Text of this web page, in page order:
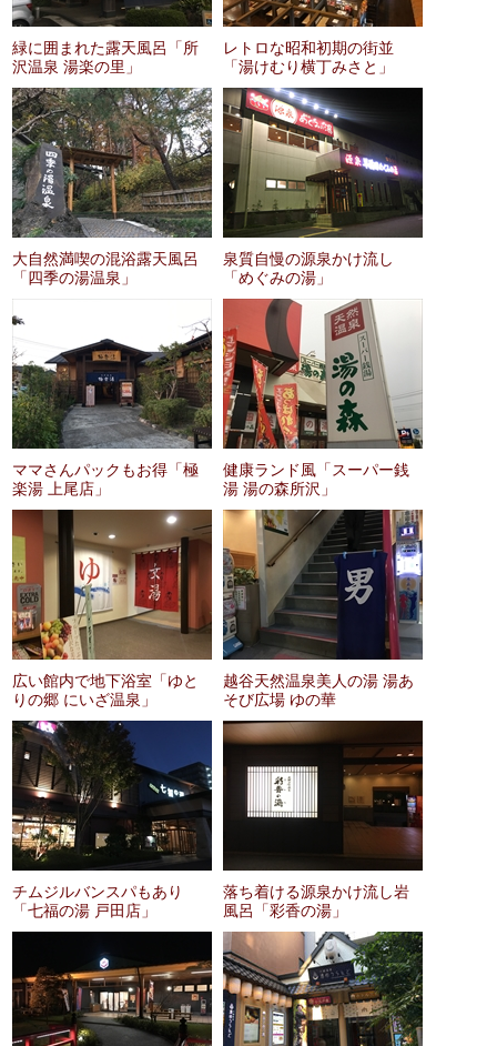
緑に囲まれた露天風呂「所
沢温泉 湯楽の里」
レトロな昭和初期の街並
「湯けむり横丁みさと」
大自然満喫の混浴露天風呂
「四季の湯温泉」
泉質自慢の源泉かけ流し
「めぐみの湯」
ママさんパックもお得「極
楽湯 上尾店」
健康ランド風「スーパー銭
湯 湯の森所沢」
広い館内で地下浴室「ゆと
りの郷 にいざ温泉」
越谷天然温泉美人の湯 湯あ
そび広場 ゆの華
チムジルバンスパもあり
「七福の湯 戸田店」
落ち着ける源泉かけ流し岩
風呂「彩香の湯」